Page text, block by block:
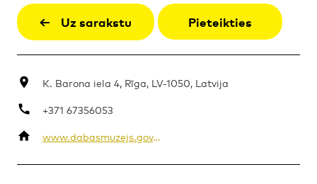
Uz sarakstu Pieteikties
K. Barona iela 4, Rīga, LV-1050, Latvija
+371 67356053
www.dabasmuzejs.gov.lv/